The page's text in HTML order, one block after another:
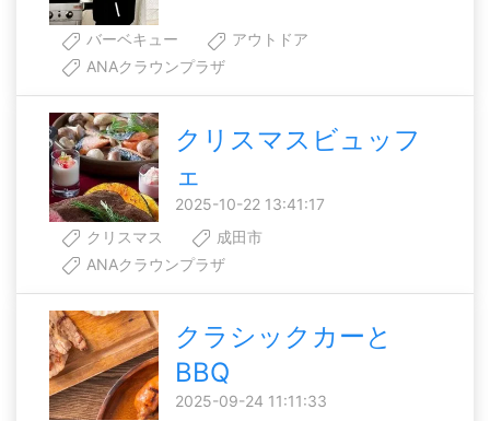
バーベキュー
アウトドア
ANAクラウンプラザ
クリスマスビュッフ
ェ
2025-10-22 13:41:17
クリスマス
成田市
ANAクラウンプラザ
クラシックカーと
BBQ
2025-09-24 11:11:33